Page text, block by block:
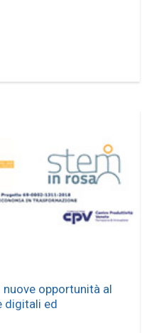
nuove opportunità al
digitali ed